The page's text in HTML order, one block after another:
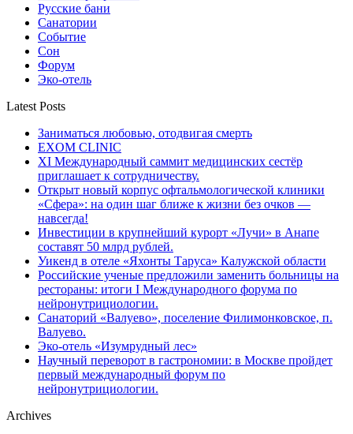
Русские бани
Санатории
Событие
Сон
Форум
Эко-отель
Latest Posts
Заниматься любовью, отодвигая смерть
EXOM CLINIC
XI Международный саммит медицинских сестёр
приглашает к сотрудничеству.
Открыт новый корпус офтальмологической клиники
«Сфера»: на один шаг ближе к жизни без очков —
навсегда!
Инвестиции в крупнейший курорт «Лучи» в Анапе
составят 50 млрд рублей.
Уикенд в отеле «Яхонты Таруса» Калужской области
Российские ученые предложили заменить больницы на
рестораны: итоги I Международного форума по
нейронутрициологии.
Санаторий «Валуево», поселение Филимонковское, п.
Валуево.
Эко-отель «Изумрудный лес»
Научный переворот в гастрономии: в Москве пройдет
первый международный форум по
нейронутрициологии.
Archives